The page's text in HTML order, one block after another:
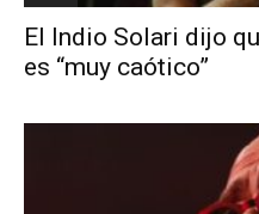
El Indio Solari dijo
es “muy caótico”